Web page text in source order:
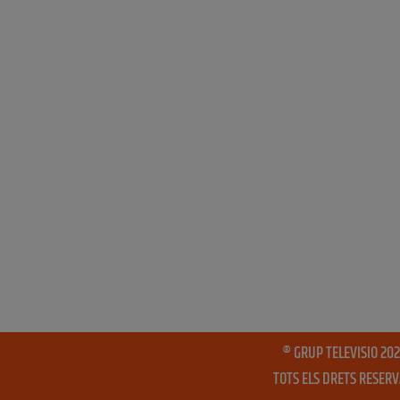
® GRUP TELEVISIO
TOTS ELS DRETS